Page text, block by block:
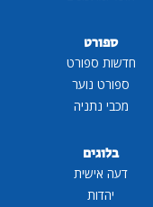
ספורט
חדשות ספורט
ספורט נוער
מכבי נתניה
בלוגים
דעה אישית
יהדות